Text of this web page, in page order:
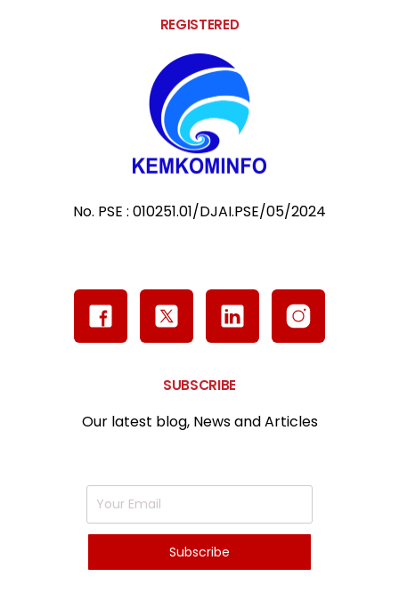
REGISTERED
No. PSE : 010251.01/DJAI.PSE/05/2024
SUBSCRIBE
Our latest blog, News and Articles